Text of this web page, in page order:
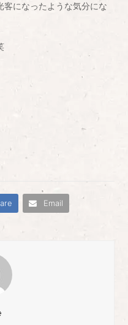
客になったような気分にな
Email